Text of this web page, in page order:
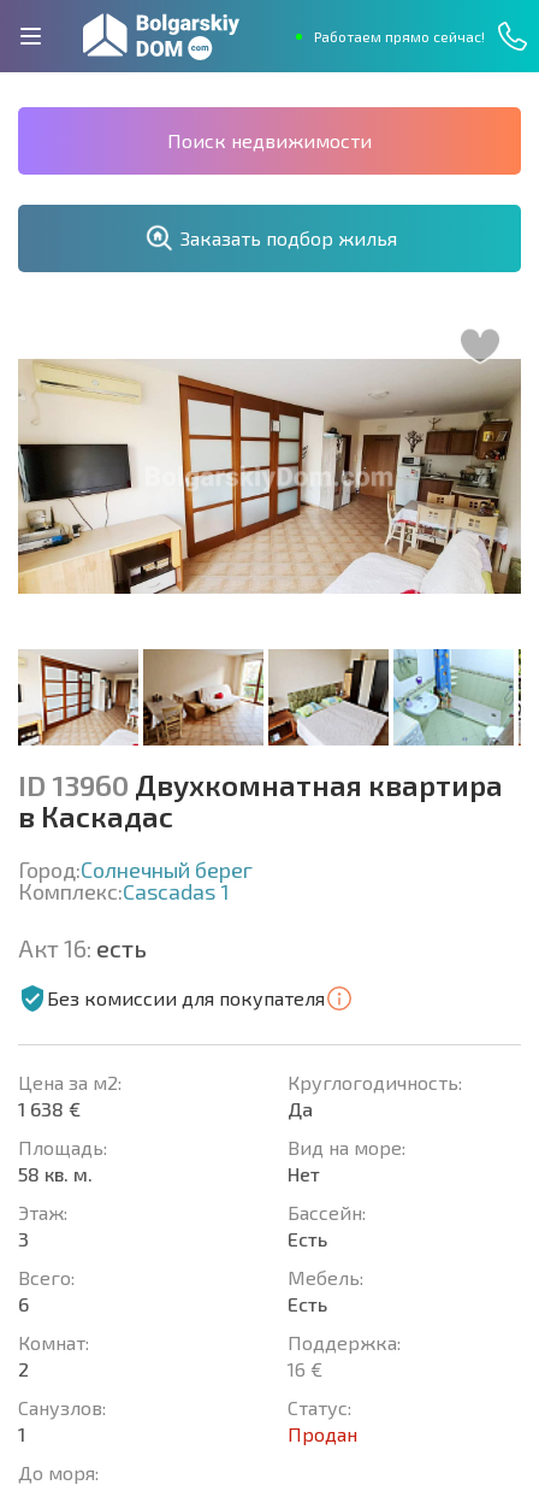
Работаем прямо сейчас!
Поиск недвижимости
Заказать подбор жилья
ID 13960 Двухкомнатная квартира
в Каскадас
Город:Солнечный берег
Комплекс:Cascadas 1
Акт 16: есть
Без комиссии для покупателя
Цена за м2:
1 638 €
Площадь:
58 кв. м.
Этаж:
3
Всего:
6
Комнат:
2
Санузлов:
1
До моря:
Круглогодичность:
Да
Вид на море:
Нет
Басcейн:
Есть
Мебель:
Есть
Поддержка:
16 €
Статус:
Продан